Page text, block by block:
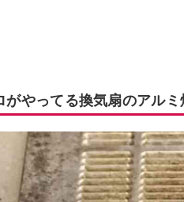
がやってる換気扇のアル